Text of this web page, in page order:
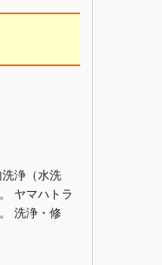
浄（水洗
ヤマハトラ
洗浄・修